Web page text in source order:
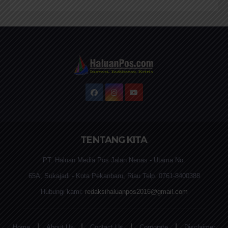
TENTANG KITA
PT. Haluan Media Pos Jalan Nenas - Utama No.
65A, Sukajadi - Kota Pekanbaru, Riau Telp. 0761-8400388
Hubungi kami: redaksihaluanpos2016@gmail.com